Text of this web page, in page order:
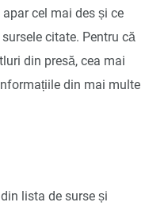
cel mai des și ce
citate. Pentru că
din presă, cea mai
din mai multe
lista de surse și